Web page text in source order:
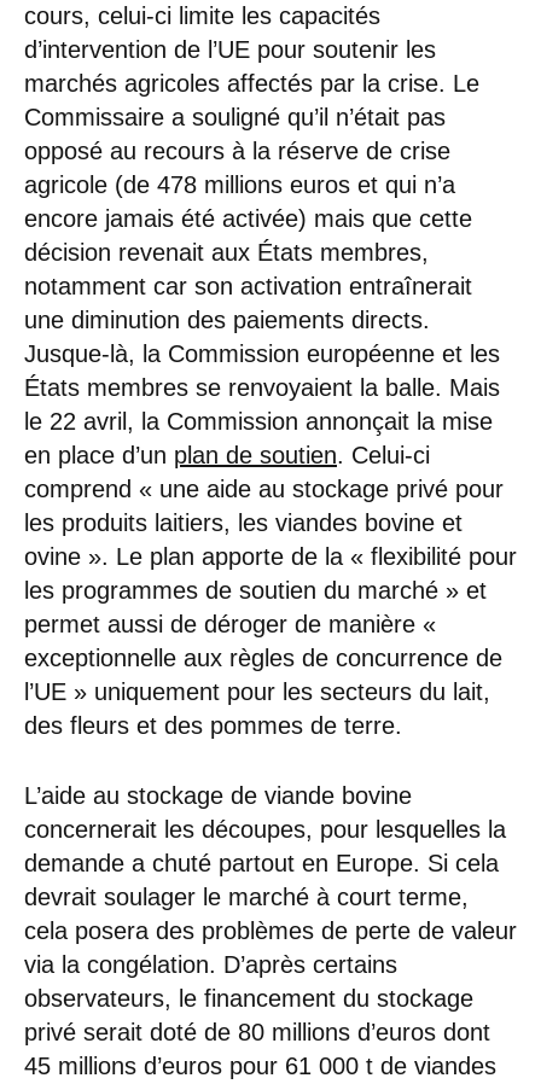
cours, celui-ci limite les capacités
d’intervention de l’UE pour soutenir les
marchés agricoles affectés par la crise. Le
Commissaire a souligné qu’il n’était pas
opposé au recours à la réserve de crise
agricole (de 478 millions euros et qui n’a
encore jamais été activée) mais que cette
décision revenait aux États membres,
notamment car son activation entraînerait
une diminution des paiements directs.
Jusque-là, la Commission européenne et les
États membres se renvoyaient la balle. Mais
le 22 avril, la Commission annonçait la mise
en place d’un plan de soutien. Celui-ci
comprend « une aide au stockage privé pour
les produits laitiers, les viandes bovine et
ovine ». Le plan apporte de la « flexibilité pour
les programmes de soutien du marché » et
permet aussi de déroger de manière «
exceptionnelle aux règles de concurrence de
l’UE » uniquement pour les secteurs du lait,
des fleurs et des pommes de terre.
L’aide au stockage de viande bovine
concernerait les découpes, pour lesquelles la
demande a chuté partout en Europe. Si cela
devrait soulager le marché à court terme,
cela posera des problèmes de perte de valeur
via la congélation. D’après certains
observateurs, le financement du stockage
privé serait doté de 80 millions d’euros dont
45 millions d’euros pour 61 000 t de viandes